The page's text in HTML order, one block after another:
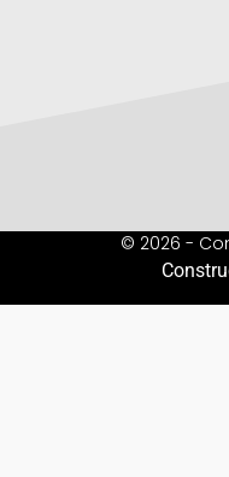
© 2026 -